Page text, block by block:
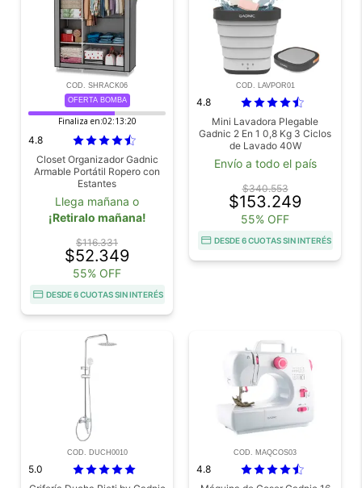
COD. SHRACK06
OFERTA BOMBA
Finaliza en:02:13:18
4.8
Closet Organizador Gadnic
Armable Portátil Ropero con
Estantes
Llega mañana o
¡Retiralo mañana!
$116.331
$52.349
55% OFF
DESDE 6 CUOTAS SIN INTERÉS
COD. LAVPOR01
4.8
Mini Lavadora Plegable
Gadnic 2 En 1 0,8 Kg 3 Ciclos
de Lavado 40W
Envío a todo el país
$340.553
$153.249
55% OFF
DESDE 6 CUOTAS SIN INTERÉS
COD. DUCH0010
5.0
COD. MAQCOS03
4.8